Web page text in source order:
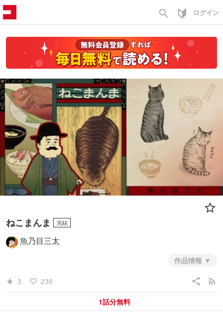
search ログイン
ねこまんま 完結
魚乃目三太
作品情報
star_rate 3 favorite_border 238 share rss_feed
1話分無料